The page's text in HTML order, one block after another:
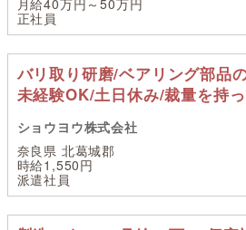
正社員
バリ取り研磨/ベアリング部品
未経験OK/土日休み/裁量を持
ショウヨウ株式会社
奈良県 北葛城郡
時給1,550円
派遣社員